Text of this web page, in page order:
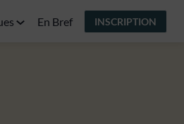
En Bref INSCRIPTION